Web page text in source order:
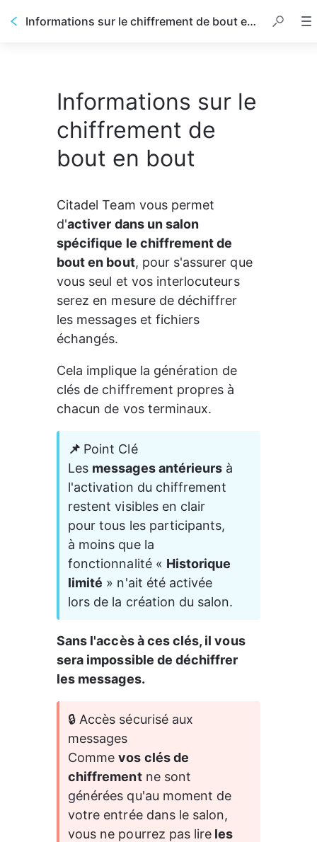
Informations sur le chiffrement de bout en bout
Informations sur le
chiffrement de
bout en bout
Citadel Team vous permet
d'activer dans un salon
spécifique le chiffrement de
bout en bout, pour s'assurer que
vous seul et vos interlocuteurs
serez en mesure de déchiffrer
les messages et fichiers
échangés.
Cela implique la génération de
clés de chiffrement propres à
chacun de vos terminaux.
📌 Point Clé
Les messages antérieurs à
l'activation du chiffrement
restent visibles en clair
pour tous les participants,
à moins que la
fonctionnalité « Historique
limité » n'ait été activée
lors de la création du salon.
Sans l'accès à ces clés, il vous
sera impossible de déchiffrer
les messages.
🔒 Accès sécurisé aux
messages
Comme vos clés de
chiffrement ne sont
générées qu'au moment de
votre entrée dans le salon,
vous ne pourrez pas lire les